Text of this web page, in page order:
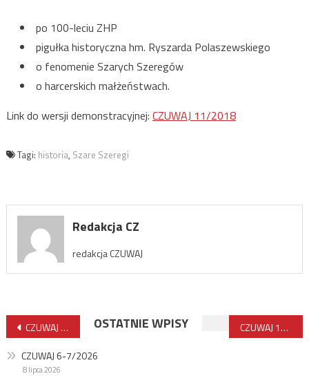
po 100-leciu ZHP
pigułka historyczna hm. Ryszarda Polaszewskiego
o fenomenie Szarych Szeregów
o harcerskich małżeństwach.
Link do wersji demonstracyjnej: CZUWAJ 11/2018
Tagi: historia, Szare Szeregi
Redakcja CZ
redakcja CZUWAJ
Nawigacja
wpisu
CZUWAJ 10/2018 CZUWAJ 12/2018
OSTATNIE WPISY
CZUWAJ 6-7/2026
8 lipca 2026